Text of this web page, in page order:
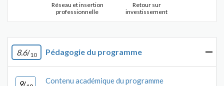
Réseau et insertion
professionnelle
Retour sur
investissement
8.6/10 Pédagogie du programme
9/ Contenu académique du programme